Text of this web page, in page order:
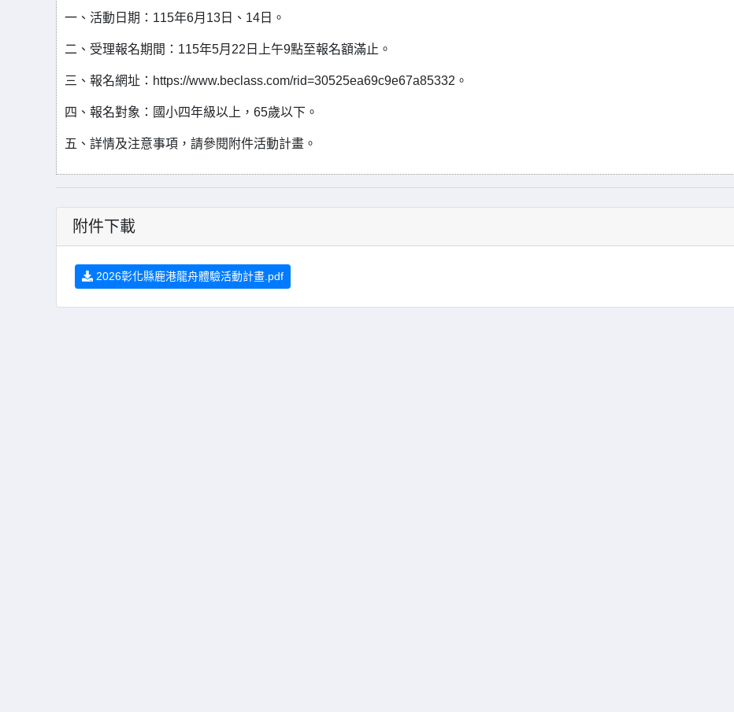
一、活動日期：115年6月13日、14日。
二、受理報名期間：115年5月22日上午9點至報名額滿止。
三、報名網址：https://www.beclass.com/rid=30525ea69c9e67a85332。
四、報名對象：國小四年級以上，65歲以下。
五、詳情及注意事項，請參閱附件活動計畫。
附件下載
2026彰化縣鹿港龍舟體驗活動計畫.pdf